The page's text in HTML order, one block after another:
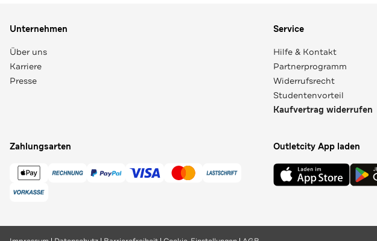
Unternehmen
Über uns
Karriere
Presse
Service
Hilfe & Kontakt
Partnerprogramm
Widerrufsrecht
Studentenvorteil
Kaufvertrag widerrufen
Zahlungsarten Outletcity App laden